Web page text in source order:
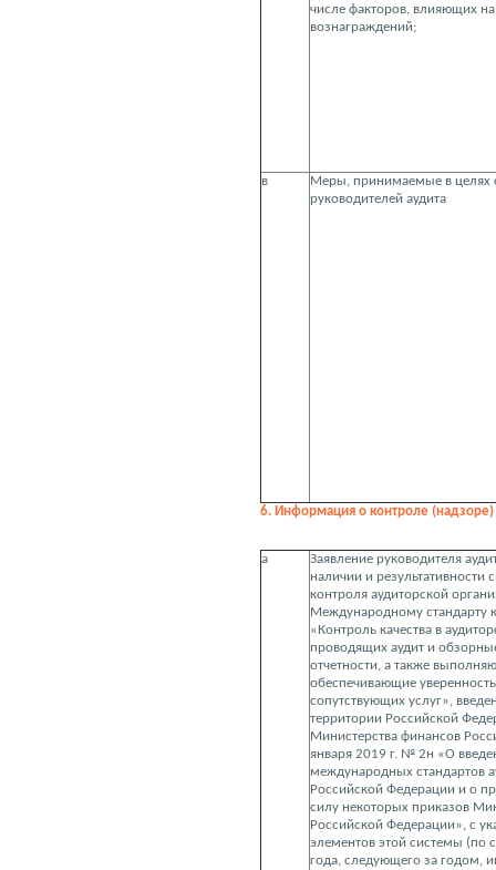
числе факторов, влияющих
вознаграждений;
в
Меры, принимаемые в целях
руководителей аудита
6. Информация о контроле (надзоре)
а
Заявление руководителя
наличии и результативности
контроля аудиторской
Международному стандарту
«Контроль качества в
проводящих аудит и
отчетности, а также
обеспечивающие
сопутствующих услуг»,
территории Российской
Министерства финансов
января 2019 г. № 2н «О
международных стандартов
Российской Федерации и о
силу некоторых приказов
Российской Федерации», с
элементов этой системы (по
года, следующего за годом,